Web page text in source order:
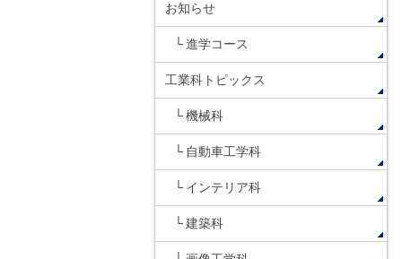
お知らせ
進学コース
工業科トピックス
機械科
自動車工学科
インテリア科
建築科